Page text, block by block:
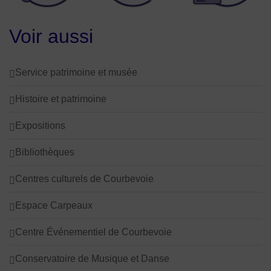
Voir aussi
Service patrimoine et musée
Histoire et patrimoine
Expositions
Bibliothèques
Centres culturels de Courbevoie
Espace Carpeaux
Centre Événementiel de Courbevoie
Conservatoire de Musique et Danse